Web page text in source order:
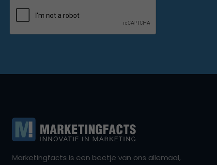
Marketingfacts is een beetje van ons allemaal,